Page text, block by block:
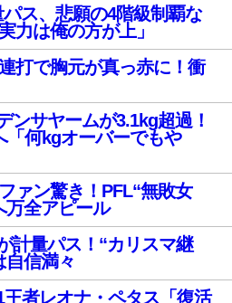
パス、悲願の4階級制覇な
力は俺の方が上」
打で胸元が真っ赤に！衝
ンサヤームが3.1kg超過！
「何kgオーバーでもや
ァン驚き！PFL“無敗女
万全アピール
計量パス！“カリスマ継
自信満々
王者レオナ・ペタス「復活